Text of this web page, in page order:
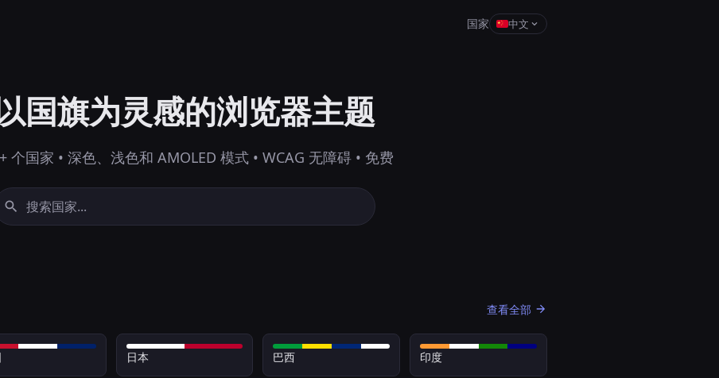
国家 中文
国旗为灵感的浏览器主题
个国家 • 深色、浅色和 AMOLED 模式 • WCAG 无障碍 • 免费
查看全部
日本 巴西 印度